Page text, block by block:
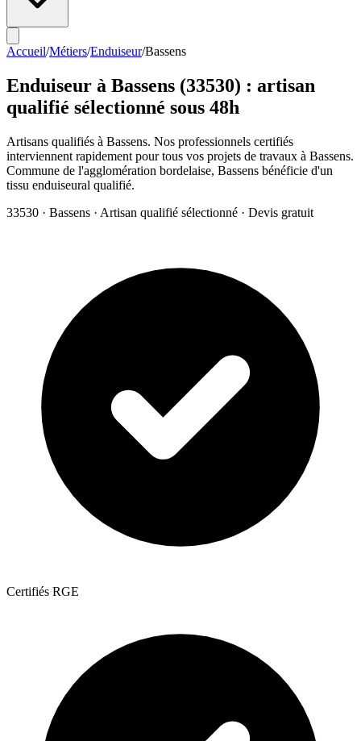
Accueil/Métiers/Enduiseur/Bassens
Enduiseur à Bassens (33530) : artisan
qualifié sélectionné sous 48h
Artisans qualifiés à Bassens. Nos professionnels certifiés
interviennent rapidement pour tous vos projets de travaux à Bassens.
Commune de l'agglomération bordelaise, Bassens bénéficie d'un
tissu enduiseural qualifié.
33530 · Bassens · Artisan qualifié sélectionné · Devis gratuit
Certifiés RGE